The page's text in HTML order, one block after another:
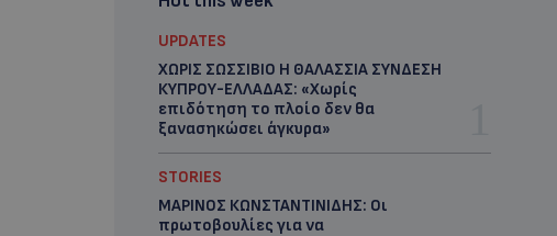
UPDATES
ΧΩΡΙΣ ΣΩΣΣΙΒΙΟ Η ΘΑΛΑΣΣΙΑ ΣΥΝΔΕΣΗ
ΚΥΠΡΟΥ-ΕΛΛΑΔΑΣ: «Χωρίς
επιδότηση το πλοίο δεν θα
ξανασηκώσει άγκυρα»
STORIES
ΜΑΡΙΝΟΣ ΚΩΝΣΤΑΝΤΙΝΙΔΗΣ: Οι
πρωτοβουλίες για να